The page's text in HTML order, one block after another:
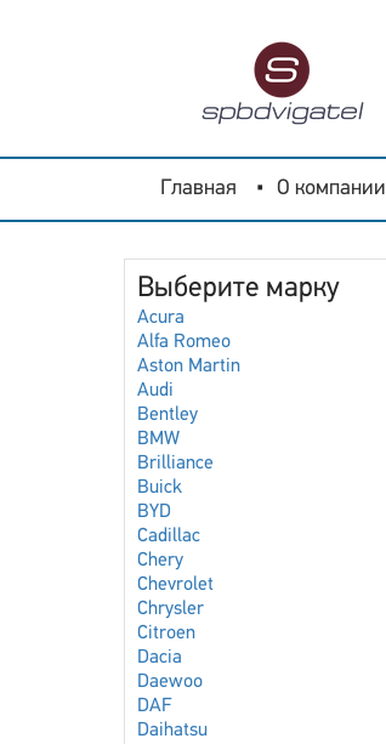
Главная О компании
Выберите марку
Acura
Alfa Romeo
Aston Martin
Audi
Bentley
BMW
Brilliance
Buick
BYD
Cadillac
Chery
Chevrolet
Chrysler
Citroen
Dacia
Daewoo
DAF
Daihatsu